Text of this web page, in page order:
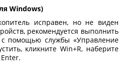
Windows)
исправен, но не виден
рекомендуется выполнить
с помощью службы «Управление
кликните Win+R, наберите